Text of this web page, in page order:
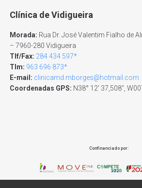
Clínica de Vidigueira
Morada: Rua Dr. José Valentim Fialho de
– 7960-280 Vidigueira
Tlf/Fax: 284 434 597*
Tlm: 963 696 873*
E-mail: clinicamd.mborges@hotmail.com
Coordenadas GPS: N38° 12′ 37,508”,
Confinanciado por: